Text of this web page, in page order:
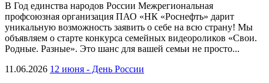
В Год единства народов России Межрегиональная
профсоюзная организация ПАО «НК «Роснефть» дарит
уникальную возможность заявить о себе на всю страну! Мы
объявляем о старте конкурса семейных видеороликов «Свои.
Родные. Разные». Это шанс для вашей семьи не просто...
11.06.2026 12 июня - День России